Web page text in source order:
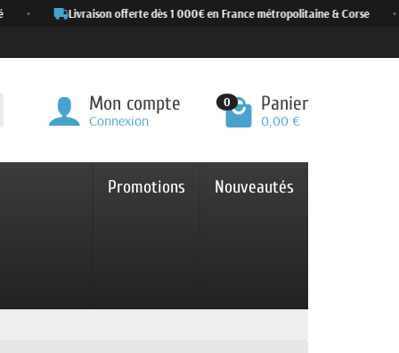
• Livraison offerte dès 1 000€ en France métropolitaine & Corse •
Mon compte
Connexion
0 Panier
0,00 €
Promotions Nouveautés